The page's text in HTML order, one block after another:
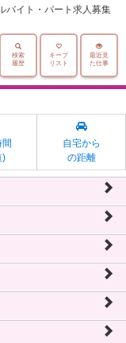
バイト・パート求人募集
最近見
た仕事
キープ
リスト
検索
履歴
間
)
自宅から
の距離